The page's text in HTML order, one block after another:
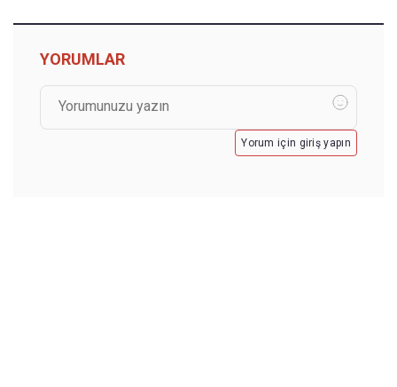
YORUMLAR
Yorum için giriş yapın